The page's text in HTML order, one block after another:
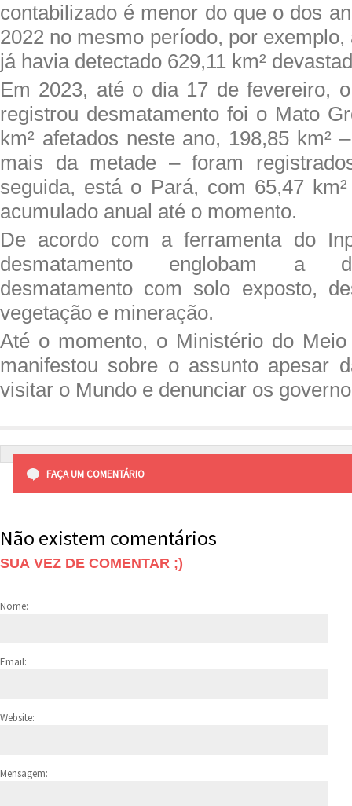
contabilizado é menor do que o dos
2022 no mesmo período, por
já havia detectado 629,11 km²
Em 2023, até o dia 17 de fevereiro,
registrou desmatamento foi o Mato
km² afetados neste ano, 198,85 km²
mais da metade – foram
seguida, está o Pará, com 65,47
acumulado anual até o momento.
De acordo com a ferramenta do
desmatamento englobam a
desmatamento com solo exposto,
vegetação e mineração.
Até o momento, o Ministério do
manifestou sobre o assunto apesar
visitar o Mundo e denunciar os
FAÇA UM COMENTÁRIO
Não existem comentários
SUA VEZ DE COMENTAR ;)
Nome:
Email:
Website:
Mensagem: